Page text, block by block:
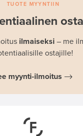
TUOTE MYYNTIIN
ilmaiseksi – me
ostajille!
myynti-ilmoitus